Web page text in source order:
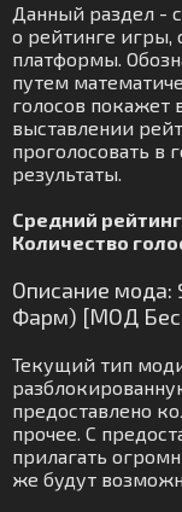
Данный раздел -
о рейтинге игры,
платформы.
путем
голосов покажет
выставлении
проголосовать в
результаты.
Средний
Количество
Описание мода:
Фарм) [МОД
Текущий тип
предоставлено
прочее. С
прилагать
же будут